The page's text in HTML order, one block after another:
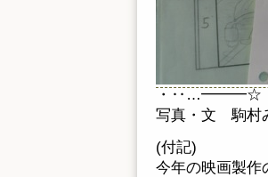
・
写真・文 駒村
(付記)
今年の映画製作